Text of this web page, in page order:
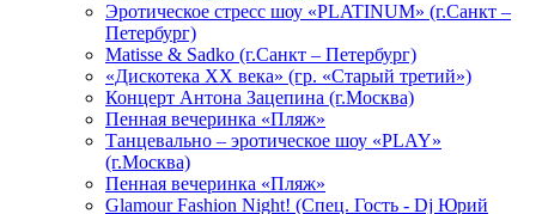
Эротическое стресс шоу «PLATINUM» (г.Санкт –
Петербург)
Matisse & Sadko (г.Санкт – Петербург)
«Дискотека ХХ века» (гр. «Старый третий»)
Концерт Антона Зацепина (г.Москва)
Пенная вечеринка «Пляж»
Танцевально – эротическое шоу «PLAY»
(г.Москва)
Пенная вечеринка «Пляж»
Glamour Fashion Night! (Спец. Гость - Dj Юрий